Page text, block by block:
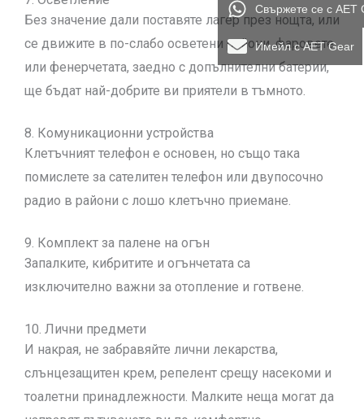
Без значение дали поставяте лагер през нощта, или
се движите в по-слабо осветени райони, фаровете
или фенерчетата, заедно с допълнителни батерии,
ще бъдат най-добрите ви приятели в тъмното.
8. Комуникационни устройства
Клетъчният телефон е основен, но също така
помислете за сателитен телефон или двупосочно
радио в райони с лошо клетъчно приемане.
9. Комплект за палене на огън
Запалките, кибритите и огънчетата са
изключително важни за отопление и готвене.
10. Лични предмети
И накрая, не забравяйте лични лекарства,
слънцезащитен крем, репелент срещу насекоми и
тоалетни принадлежности. Малките неща могат да
Свържете се с AET
Имейл с AET Gear